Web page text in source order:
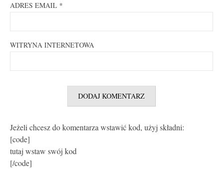
ADRES EMAIL *
WITRYNA INTERNETOWA
Jeżeli chcesz do komentarza wstawić kod, użyj składni:
[code]
tutaj wstaw swój kod
[/code]